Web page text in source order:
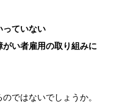
っていない
がい者雇用の取り組みに
ではないでしょうか。